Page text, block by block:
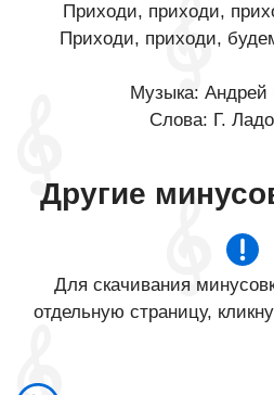
Приходи, приходи,
Приходи, приходи,
Музыка: Андрей
Слова: Г.
Другие
Для скачивания
отдельную страницу,